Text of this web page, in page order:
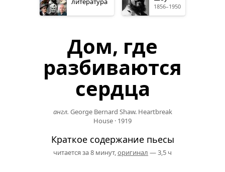
1856–1950
Дом, где
разбиваются
сердца
англ. George Bernard Shaw. Heartbreak
House · 1919
Краткое содержание пьесы
читается за 8 минут, оригинал — 3,5 ч